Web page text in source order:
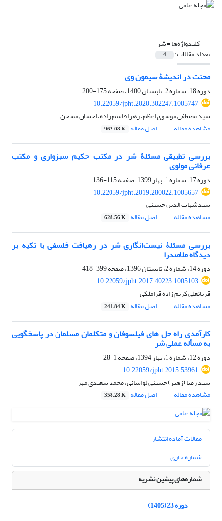
کلیدواژه‌ها =شر
تعداد مقالات: 4
محنت در اندیشۀ سیمون وی
دوره 18، شماره 2، تابستان 1400، صفحه
175-200
10.22059/jpht.2020.302247.1005747
سید مصطفی موسوی اعظم، زهرا قاسم زاده، احسان ممتحن
مشاهده مقاله
اصل مقاله 962.08 K
بررسی تطبیقی مسئلۀ شر در مکتب حکیم سبزواری و مکتب
عرفانی مولوی
دوره 17، شماره 1، بهار 1399، صفحه
115-136
10.22059/jpht.2019.280022.1005657
سیدشهاب الدین حسینی
مشاهده مقاله
اصل مقاله 628.56 K
بررسی مسئلۀ نیست‌انگاری شر در رهیافت فلسفی با تکیه بر
دیدگاه ملاصدرا
دوره 14، شماره 2، تابستان 1396، صفحه
399-418
10.22059/jpht.2017.40223.1005103
قربانعلی کریم زاده قراملکی
مشاهده مقاله
اصل مقاله 241.84 K
کارآمدی راه حل های فیلسوفان و متکلمان مسلمان در پاسخگویی
به مسأله عملی شر
دوره 12، شماره 1، بهار 1394، صفحه
1-28
10.22059/jpht.2015.53961
سید رضا (زهیر) حسینی لواسانی، محمد سعیدی مهر
مشاهده مقاله
اصل مقاله 358.28 K
مقالات آماده انتشار
شماره جاری
شماره‌های پیشین نشریه
دوره 23 (1405)